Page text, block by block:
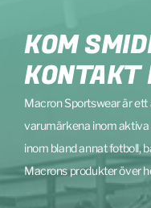
KOM
KONTAKT
Macron Sportswear är
varumärkena inom
inom bland annat fotboll,
Macrons produkter över